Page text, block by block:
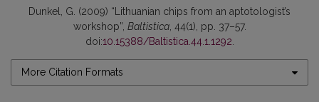
Dunkel, G. (2009) “Lithuanian chips from an aptotologist’s
workshop”, Baltistica, 44(1), pp. 37–57.
doi:10.15388/Baltistica.44.1.1292.
More Citation Formats